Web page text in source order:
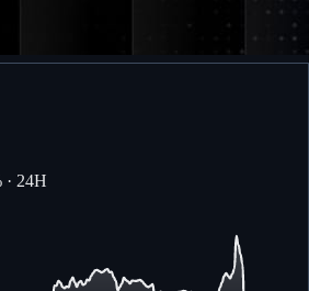
· 24H